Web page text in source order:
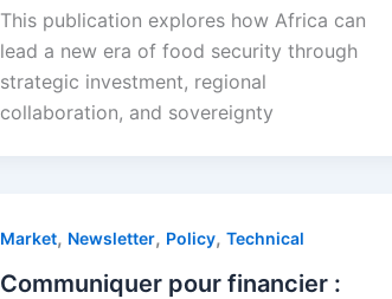
This publication explores how Africa can
lead a new era of food security through
strategic investment, regional
collaboration, and sovereignty
Market, Newsletter, Policy, Technical
Communiquer pour financier :